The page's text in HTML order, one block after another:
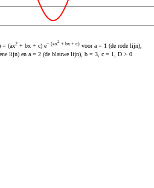
= (ax2 + bx + c) e− (ax2 + bx + c) voor a = 1 (de rode lijn),
lijn) en a = 2 (de blauwe lijn), b = 3, c = 1, D > 0